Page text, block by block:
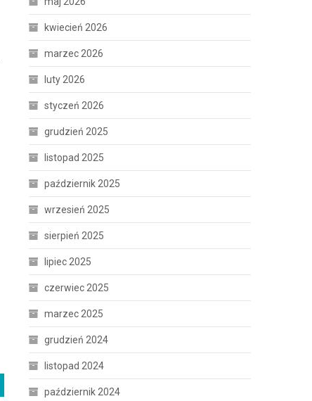
kwiecień 2026
marzec 2026
luty 2026
styczeń 2026
grudzień 2025
listopad 2025
październik 2025
wrzesień 2025
sierpień 2025
lipiec 2025
czerwiec 2025
marzec 2025
grudzień 2024
listopad 2024
październik 2024